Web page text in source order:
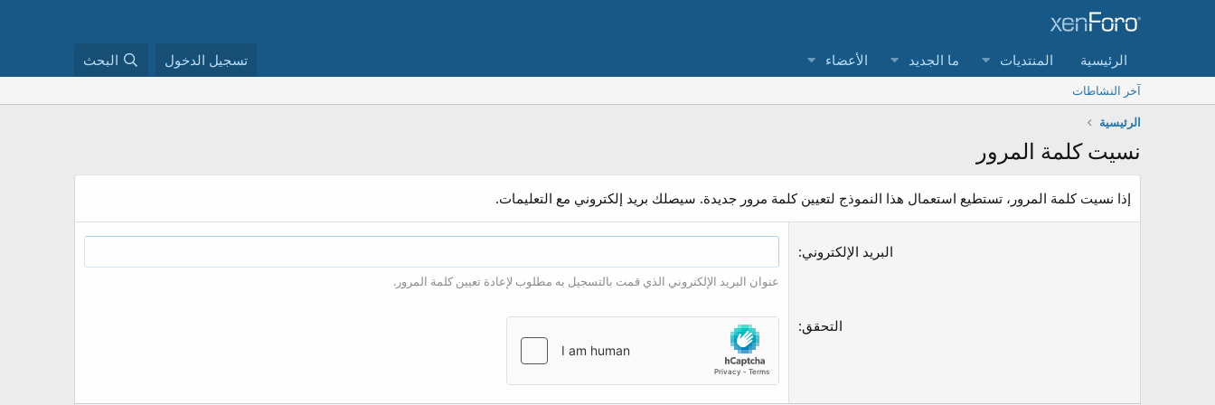
الرئيسية المنتديات ما الجديد الأعضاء تسجيل الدخول البحث
آخر النشاطات
الرئيسية
نسيت كلمة المرور
إذا نسيت كلمة المرور، تستطيع استعمال هذا النموذج لتعيين كلمة مرور جديدة. سيصلك بريد إلكتروني مع التعليمات.
البريد الإلكتروني
عنوان البريد الإلكتروني الذي قمت بالتسجيل به مطلوب لإعادة تعيين كلمة المرور.
التحقق